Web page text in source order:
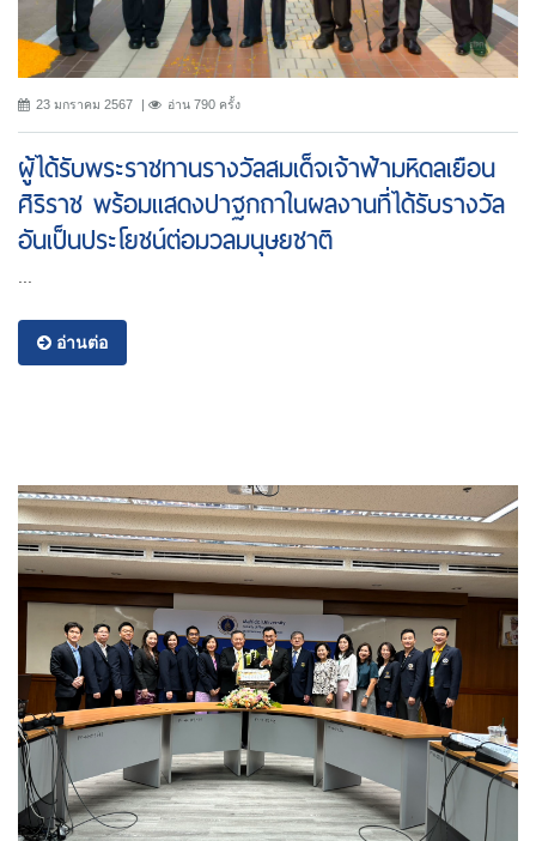
23 มกราคม 2567 อ่าน 790 ครั้ง
ผู้ได้รับพระราชทานรางวัลสมเด็จเจ้าฟ้ามหิดลเยือน
ศิริราช พร้อมแสดงปาฐกถาในผลงานที่ได้รับรางวัล
อันเป็นประโยชน์ต่อมวลมนุษยชาติ
อ่านต่อ